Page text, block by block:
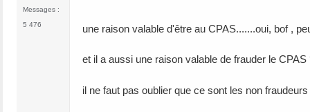
Messages :
5 476
une raison valable d'être au CPAS.......oui, bof ,
et il a aussi une raison valable de frauder le
il ne faut pas oublier que ce sont les non